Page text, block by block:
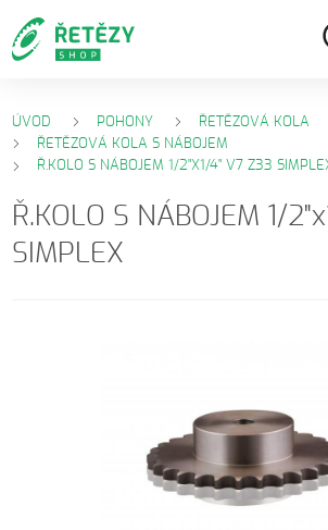
ÚVOD POHONY
ŘETĚZOVÁ KOLA
ŘETĚZOVÁ KOLA S NÁBOJEM
Ř.KOLO S NÁBOJEM 1/2"X1/4" V7 Z33
Ř.KOLO S NÁBOJEM 1/
SIMPLEX